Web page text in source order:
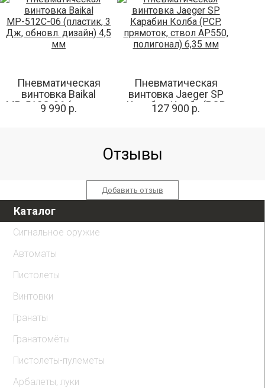
Пневматическая
винтовка Baikal
МР-512С-06 (пластик,
3 Дж, обновл. дизайн)
9 990 р.
Пневматическая
винтовка Jaeger SP
Карабин Колба (PCP,
прямоток, ствол
127 900 р.
Отзывы
Добавить отзыв
Каталог
Сигнальное оружие
Автоматы
Пистолеты
Винтовки
Гранаты
Гранатомёты
Пистолеты-пулеметы
Арбалеты, луки